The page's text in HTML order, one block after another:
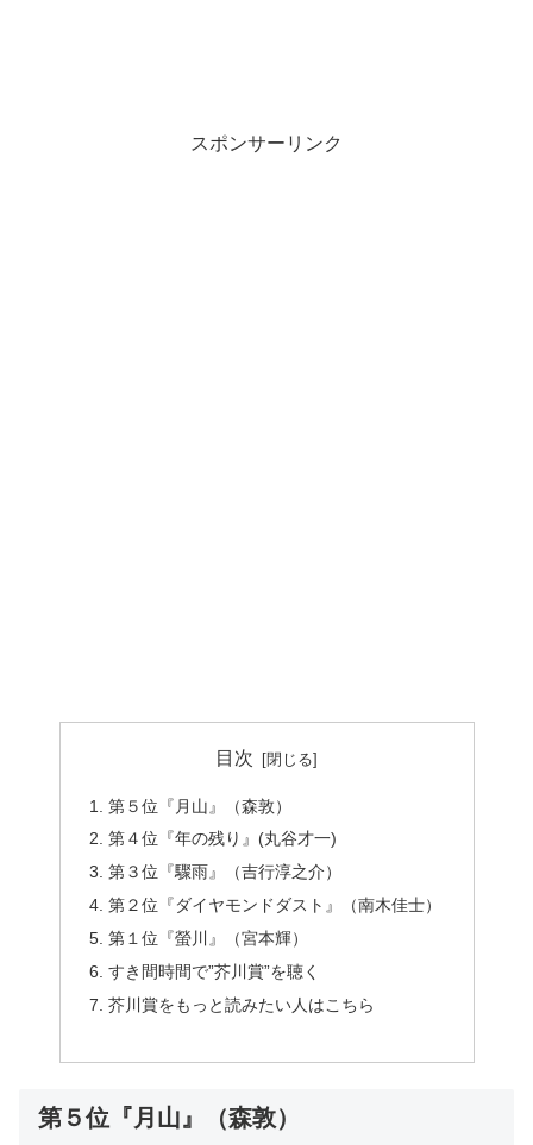
スポンサーリンク
目次
第５位『月山』（森敦）
第４位『年の残り』(丸谷才一)
第３位『驟雨』（吉行淳之介）
第２位『ダイヤモンドダスト』（南木佳士）
第１位『螢川』（宮本輝）
すき間時間で”芥川賞”を聴く
芥川賞をもっと読みたい人はこちら
第５位『月山』（森敦）